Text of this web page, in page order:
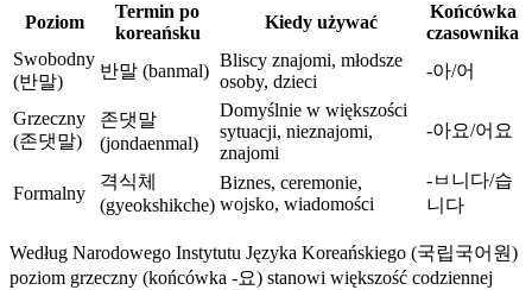
Poziom
Termin po
koreańsku
Kiedy używać
Końcówka
czasownika
Swobodny
(반말)
반말 (banmal)
Bliscy znajomi, młodsze
osoby, dzieci
-아/어
Grzeczny
(존댓말)
존댓말
(jondaenmal)
Domyślnie w większości
sytuacji, nieznajomi,
znajomi
-아요/어요
Formalny
격식체
(gyeokshikche)
Biznes, ceremonie,
wojsko, wiadomości
-ㅂ니다/습
니다
Według Narodowego Instytutu Języka Koreańskiego (국립국어원)
poziom grzeczny (końcówka -요) stanowi większość codziennej